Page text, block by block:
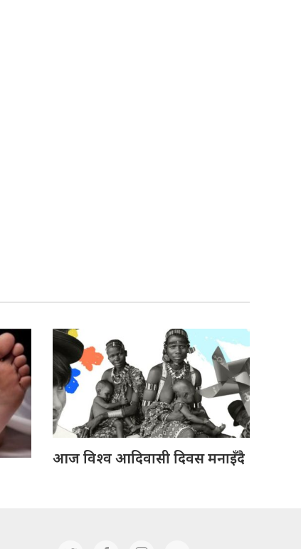
आज विश्व आदिवासी दिवस मनाइँदै